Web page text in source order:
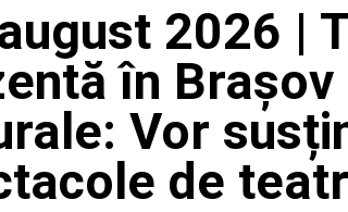
2026 |
în
Vor
de